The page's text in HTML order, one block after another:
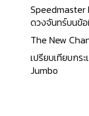
ดวงจันทร์บนข้
The New
เปรียบเทียบกร
Jumbo